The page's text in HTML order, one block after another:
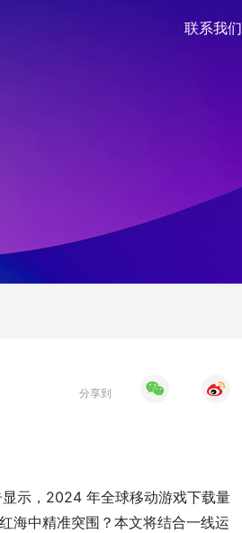
联系我们
分享到
示，2024 年全球移动游戏下载量
海中精准突围？本文将结合一线运